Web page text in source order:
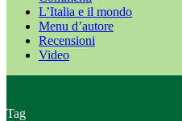
L’Italia e il mondo
Menu d’autore
Recensioni
Video
Tag